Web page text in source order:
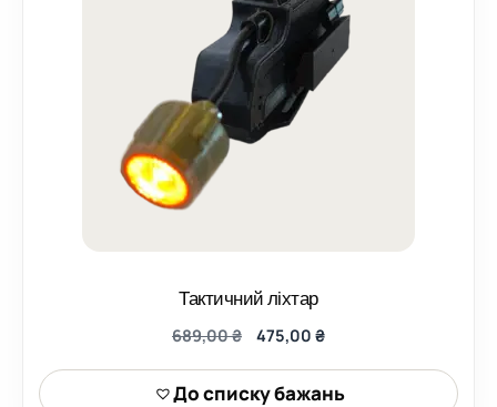
Тактичний ліхтар
689,00₴
Оригінальна
689,00 ₴.
475,00 ₴Поточна
До списку бажань